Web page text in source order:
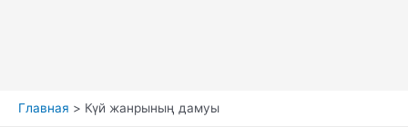
Главная Күй жанрының дамуы